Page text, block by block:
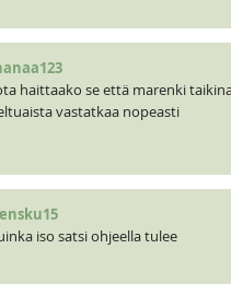
haittaako se että marenki
vastatkaa nopeasti
iso satsi ohjeella tulee